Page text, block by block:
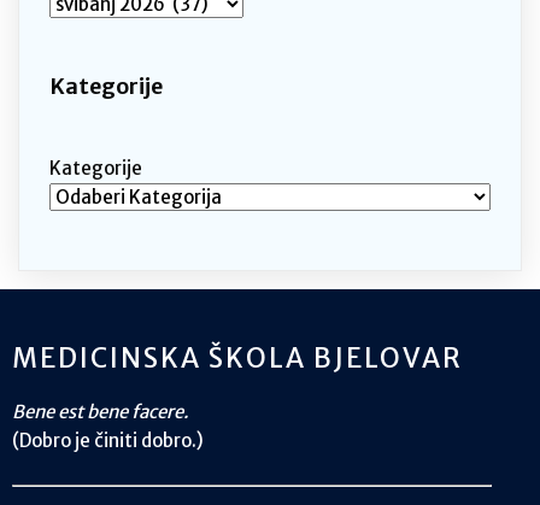
Kategorije
Kategorije
MEDICINSKA ŠKOLA BJELOVAR
Bene est bene facere.
(Dobro je činiti dobro.)